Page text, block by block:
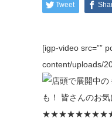
Tweet
[igp-video src=””
content/uploads/